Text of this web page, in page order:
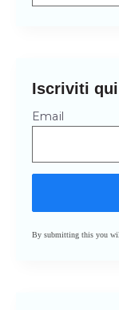
Iscriviti
Email
By submitting this you